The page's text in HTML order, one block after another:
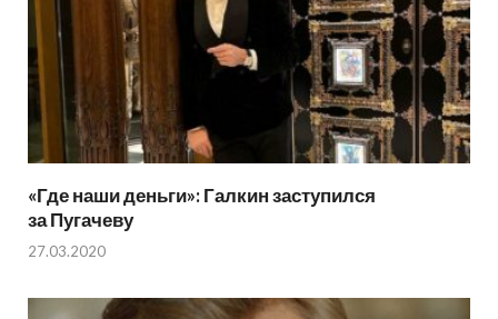
«Где наши деньги»: Галкин заступился
за Пугачеву
27.03.2020